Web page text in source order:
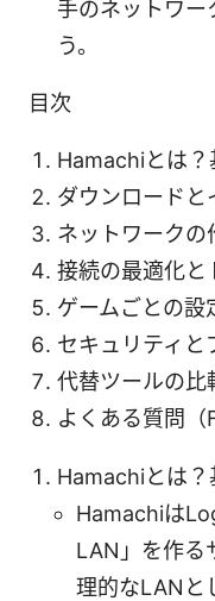
手のネットワー
う。
目次
Hamachiとは？
ダウンロードと
ネットワークの
接続の最適化と
ゲームごとの設
セキュリティと
代替ツールの比
よくある質問（
Hamachiとは？
Hamachiは
LAN」を作る
理的なLANと